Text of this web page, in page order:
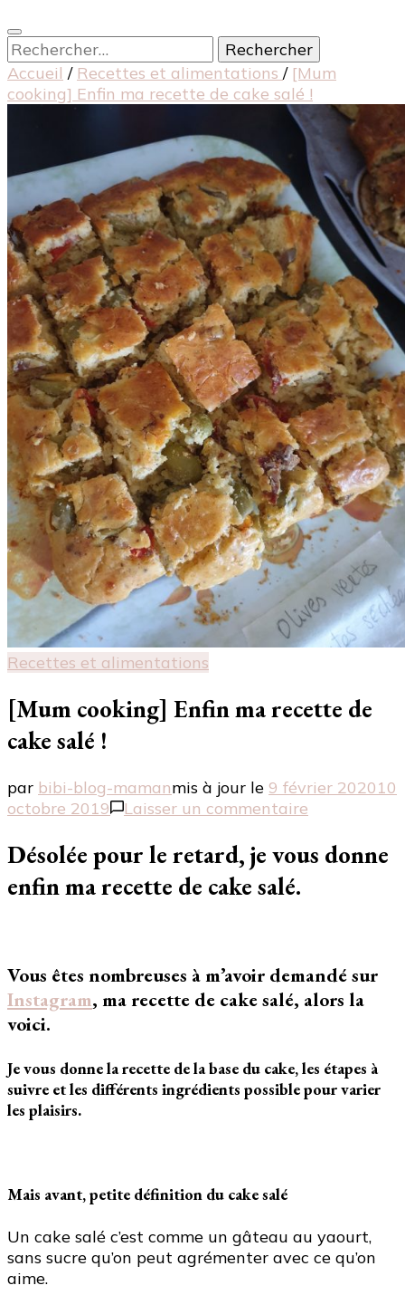
Rechercher :
Accueil / Recettes et alimentations / [Mum
cooking] Enfin ma recette de cake salé !
Recettes et alimentations
[Mum cooking] Enfin ma recette de
cake salé !
par bibi-blog-mamanmis à jour le 9 février 202010
octobre 2019
Laisser un commentaire
cooking]
Enfin
salé
!
Désolée pour le retard, je vous donne
enfin ma recette de cake salé.
Vous êtes nombreuses à m’avoir demandé sur
Instagram, ma recette de cake salé, alors la
voici.
Je vous donne la recette de la base du cake, les étapes à
suivre et les différents ingrédients possible pour varier
les plaisirs.
Mais avant, petite définition du cake salé
Un cake salé c’est comme un gâteau au yaourt,
sans sucre qu’on peut agrémenter avec ce qu’on
aime.